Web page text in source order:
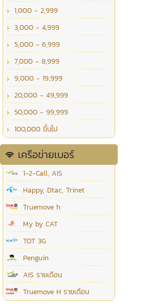
1,000 - 2,999
3,000 - 4,999
5,000 - 6,999
7,000 - 8,999
9,000 - 19,999
20,000 - 49,999
50,000 - 99,999
100,000 ขึ้นไป
เครือข่ายเบอร์
1-2-Call, AIS
Happy, Dtac, Trinet
Truemove h
My by CAT
TOT 3G
Penguin
AIS รายเดือน
Truemove H รายเดือน